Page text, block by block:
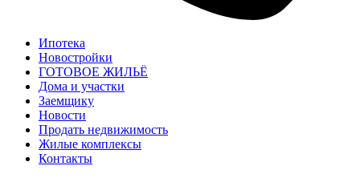
Ипотека
Новостройки
ГОТОВОЕ ЖИЛЬЁ
Дома и участки
Заемщику
Новости
Продать недвижимость
Жилые комплексы
Контакты